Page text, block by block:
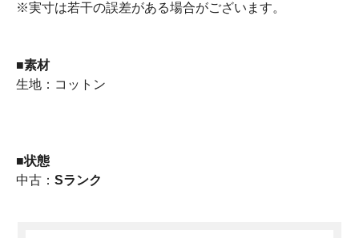
※実寸は若干の誤差がある場合がございます。
■素材
生地：コットン
■状態
中古： Sランク